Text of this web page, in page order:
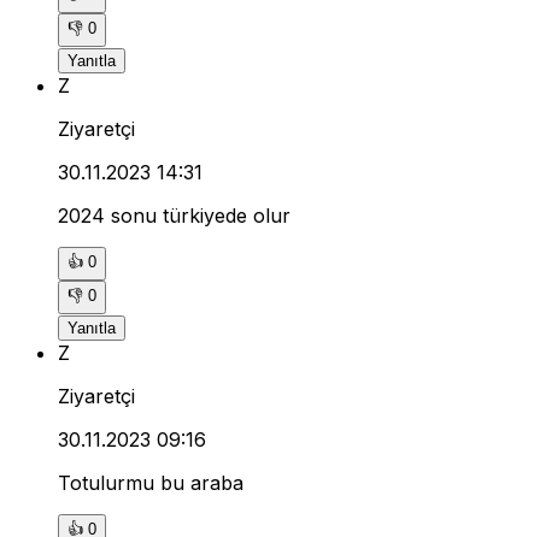
👎 0
Yanıtla
Z
Ziyaretçi
30.11.2023 14:31
2024 sonu türkiyede olur
👍 0
👎 0
Yanıtla
Z
Ziyaretçi
30.11.2023 09:16
Totulurmu bu araba
👍 0